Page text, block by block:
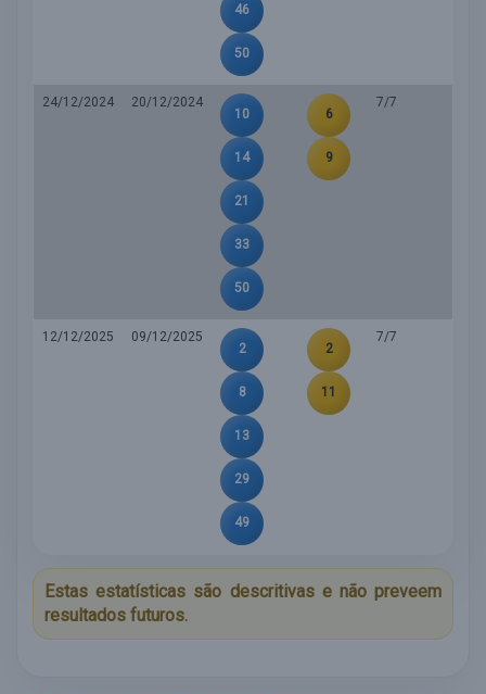
46
50
24/12/2024
20/12/2024
10
14
21
33
50
6
9
7/7
12/12/2025
09/12/2025
2
8
13
29
49
2
11
7/7
Estas estatísticas são descritivas e não preveem
resultados futuros.